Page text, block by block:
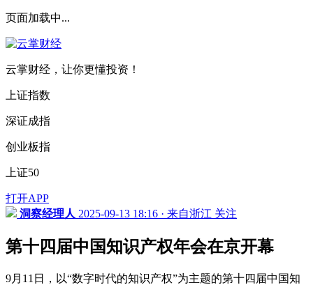
页面加载中...
云掌财经，让你更懂投资！
上证指数
深证成指
创业板指
上证50
打开APP
洞察经理人 2025-09-13 18:16 · 来自浙江 关注
第十四届中国知识产权年会在京开幕
9月11日，以“数字时代的知识产权”为主题的第十四届中国知